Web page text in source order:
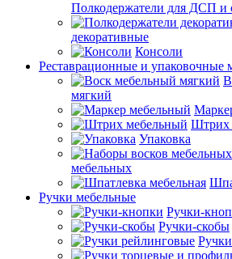
Полкодержатели для ДСП и
декоративные
Консоли
Реставрационные и упаковочные
мягкий
Штрих
Упаковка
мебельных
Ручки мебельные
Ручки-
Ручки-скобы